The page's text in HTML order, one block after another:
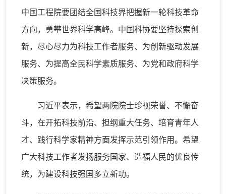
中国工程院要团结全国科技界把握新一轮科技革命
方向，勇攀世界科学高峰。中国科协要坚持探索创
新，尽心尽力为科技工作者服务、为创新驱动发展
服务、为提高全民科学素质服务、为党和政府科学
决策服务。
习近平表示，希望两院院士珍视荣誉、不懈奋
斗，在开拓科技前沿、担纲重大任务、培育青年人
才、践行科学家精神方面发挥示范引领作用。希望
广大科技工作者发扬服务国家、造福人民的优良传
统，为建设科技强国多立新功。